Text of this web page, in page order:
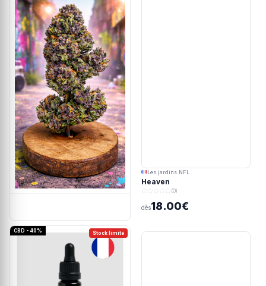
Les jardins NFL
Heaven
(0)
dès18.00€
Stock limité
CBD - 40%